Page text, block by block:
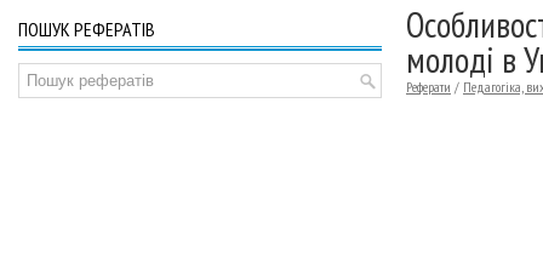
молоді в
Реферати / Педагогіка,
ПОШУК РЕФЕРАТІВ